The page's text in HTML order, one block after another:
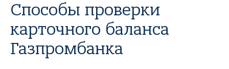
Способы проверки
карточного баланса
Газпромбанка